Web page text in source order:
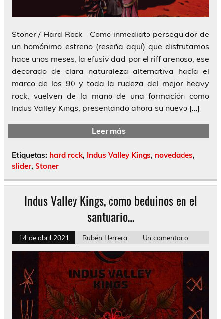
Stoner / Hard Rock Como inmediato perseguidor de
un homónimo estreno (reseña aquí) que disfrutamos
hace unos meses, la efusividad por el riff arenoso, ese
decorado de clara naturaleza alternativa hacía el
marco de los 90 y toda la rudeza del mejor heavy
rock, vuelven de la mano de una formación como
Indus Valley Kings, presentando ahora su nuevo […]
Leer más
Etiquetas: hard rock, Indus Valley Kings, novedades,
slider, Stoner
Indus Valley Kings, como beduinos en el
santuario…
14 de abril 2021 Rubén Herrera Un comentario